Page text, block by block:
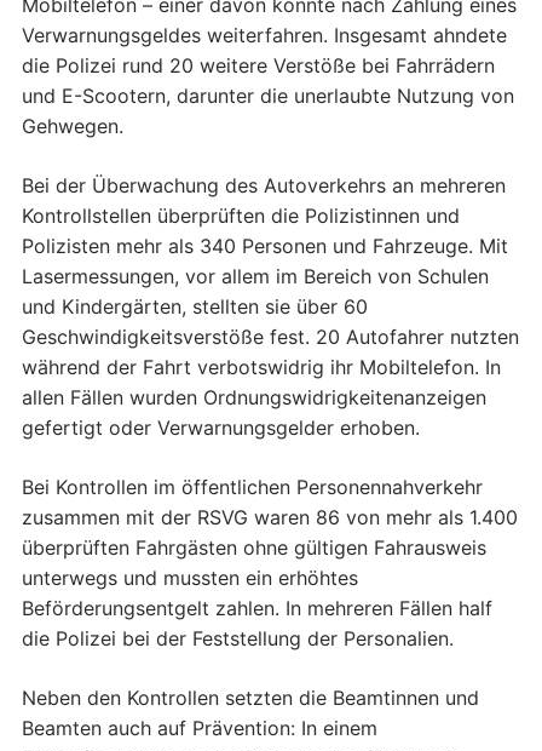
Verwarnungsgeldes weiterfahren. Insgesamt ahndete
die Polizei rund 20 weitere Verstöße bei Fahrrädern
und E-Scootern, darunter die unerlaubte Nutzung von
Gehwegen.
Bei der Überwachung des Autoverkehrs an mehreren
Kontrollstellen überprüften die Polizistinnen und
Polizisten mehr als 340 Personen und Fahrzeuge. Mit
Lasermessungen, vor allem im Bereich von Schulen
und Kindergärten, stellten sie über 60
Geschwindigkeitsverstöße fest. 20 Autofahrer nutzten
während der Fahrt verbotswidrig ihr Mobiltelefon. In
allen Fällen wurden Ordnungswidrigkeitenanzeigen
gefertigt oder Verwarnungsgelder erhoben.
Bei Kontrollen im öffentlichen Personennahverkehr
zusammen mit der RSVG waren 86 von mehr als 1.400
überprüften Fahrgästen ohne gültigen Fahrausweis
unterwegs und mussten ein erhöhtes
Beförderungsentgelt zahlen. In mehreren Fällen half
die Polizei bei der Feststellung der Personalien.
Neben den Kontrollen setzten die Beamtinnen und
Beamten auch auf Prävention: In einem